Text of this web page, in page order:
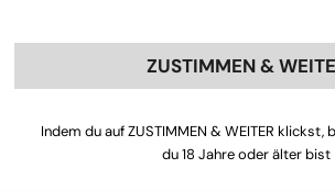
ZUSTIMMEN &
Indem du auf ZUSTIMMEN & WEITER
du 18 Jahre oder älter bist